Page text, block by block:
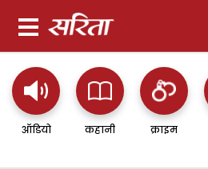
ऑडियो कहानी क्राइम